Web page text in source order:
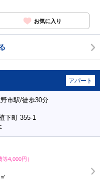
お気に入り
アパート
市駅/徒歩30分
下町 355-1
等4,000円）